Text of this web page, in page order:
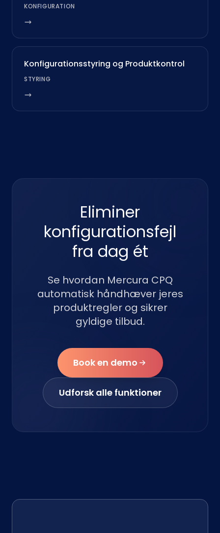
KONFIGURATION
Konfigurationsstyring og Produktkontrol
STYRING
Eliminer
konfigurationsfejl
fra dag ét
Se hvordan Mercura CPQ
automatisk håndhæver jeres
produktregler og sikrer
gyldige tilbud.
Book en demo
Udforsk alle funktioner